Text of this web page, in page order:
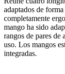
adaptados de
completamente
mango ha sido
rangos de pares de
uso. Los mangos
integradas.